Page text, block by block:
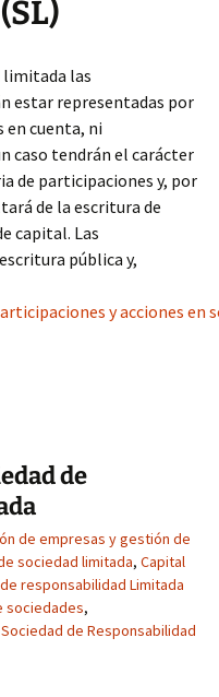
limitada las
estar representadas por
en cuenta, ni
caso tendrán el carácter
de participaciones y, por
de la escritura de
capital. Las
pública y,
y acciones en
de
de empresas y gestión de
sociedad limitada, Capital
responsabilidad Limitada
sociedades,
Sociedad de Responsabilidad